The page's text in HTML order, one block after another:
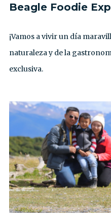
Beagle Foodie
¡Vamos a vivir un día
naturaleza y de la
exclusiva.